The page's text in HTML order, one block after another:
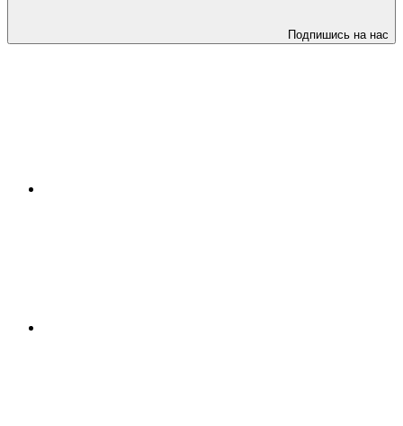
Подпишись на нас